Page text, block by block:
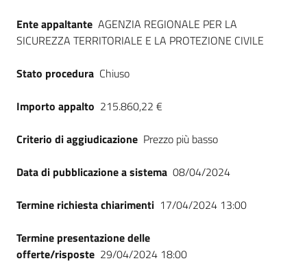
Ente appaltante AGENZIA REGIONALE PER LA
SICUREZZA TERRITORIALE E LA PROTEZIONE CIVILE
Stato procedura Chiuso
Importo appalto 215.860,22 €
Criterio di aggiudicazione Prezzo più basso
Data di pubblicazione a sistema 08/04/2024
Termine richiesta chiarimenti 17/04/2024 13:00
Termine presentazione delle
offerte/risposte 29/04/2024 18:00